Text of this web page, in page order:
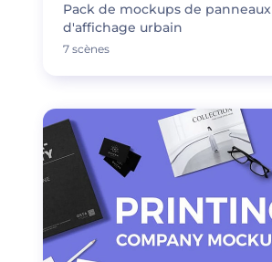
Pack de mockups de panneaux
d'affichage urbain
7 scènes